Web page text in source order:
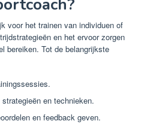
voor het trainen van individuen of
en het ervoor zorgen
bereiken. Tot de belangrijkste
en technieken.
en feedback geven.